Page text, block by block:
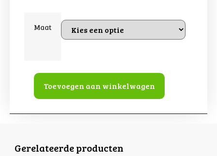
Maat
Toevoegen aan winkelwagen
Gerelateerde producten